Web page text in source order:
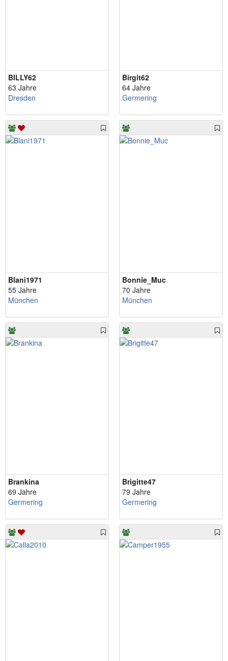
BILLY62
63 Jahre
Dresden
Birgit62
64 Jahre
Germering
Blani1971
55 Jahre
München
Bonnie_Muc
70 Jahre
München
Brankina
69 Jahre
Germering
Brigitte47
79 Jahre
Germering